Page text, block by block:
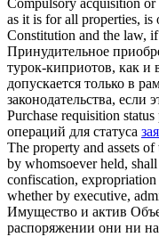
Compulsory acquisition or
as it is for all properties,
Constitution and the law,
Принудительное
турок-киприотов, как и
допускается только в
законодательства, если
Purchase requisition
операций для статуса
The property and assets
by whomsoever held,
confiscation,
whether by executive,
Имущество и актив
распоряжении они ни